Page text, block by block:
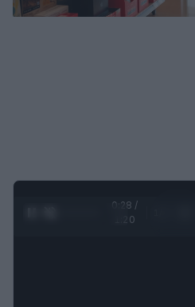
0:29 /
1:20